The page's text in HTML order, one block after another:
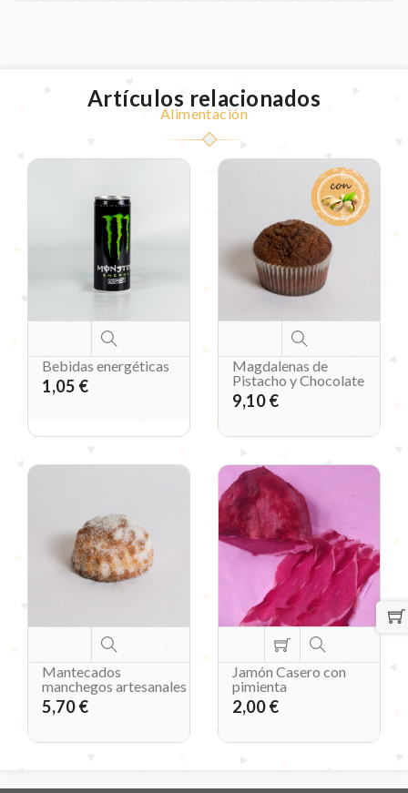
Artículos relacionados
Alimentación
Bebidas energéticas
1,05 €
Magdalenas de
Pistacho y Chocolate
9,10 €
Mantecados
manchegos artesanales
5,70 €
Jamón Casero con
pimienta
2,00 €